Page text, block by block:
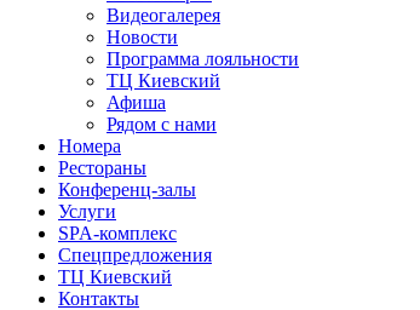
Видеогалерея
Новости
Программа лояльности
ТЦ Киевский
Афиша
Рядом с нами
Номера
Рестораны
Конференц-залы
Услуги
SPA-комплекс
Спецпредложения
ТЦ Киевский
Контакты